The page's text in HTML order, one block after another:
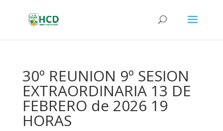
30º REUNION 9º SESION
EXTRAORDINARIA 13 DE
FEBRERO de 2026 19
HORAS